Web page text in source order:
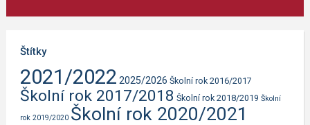
Štítky
2021/2022 2025/2026 Školní rok 2016/2017
Školní rok 2017/2018 Školní rok 2018/2019 Školní
rok 2019/2020 Školní rok 2020/2021